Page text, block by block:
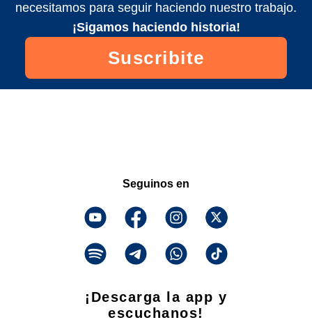
necesitamos para seguir haciendo nuestro trabajo.
¡Sigamos haciendo historia!
Suscribite
Seguinos en
¡Descarga la app y
escuchanos!